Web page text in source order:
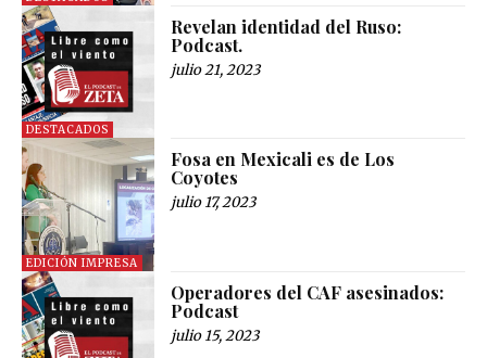
DESTACADOS
Revelan identidad del Ruso:
Podcast.
julio 21, 2023
EDICIÓN IMPRESA
Fosa en Mexicali es de Los
Coyotes
julio 17, 2023
Operadores del CAF asesinados:
Podcast
julio 15, 2023